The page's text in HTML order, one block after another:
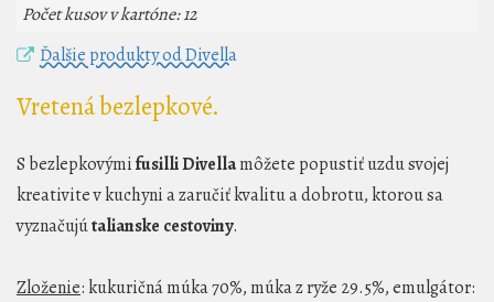
Počet kusov v kartóne: 12
Ďalšie produkty od Divella
Vretená bezlepkové.
S bezlepkovýmifusilli Divellamôžete popustiť uzdu svojej
kreativite v kuchyni a zaručiť kvalitu a dobrotu, ktorou sa
vyznačujútalianske cestoviny.
Zloženie: kukuričná múka 70%, múka z ryže 29.5%, emulgátor: